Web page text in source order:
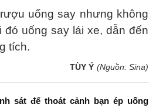
uống say nhưng không
uống say lái xe, dẫn đến
tích.
TÙY Ý (Nguồn: Sina)
sát để thoát cảnh bạn ép uống